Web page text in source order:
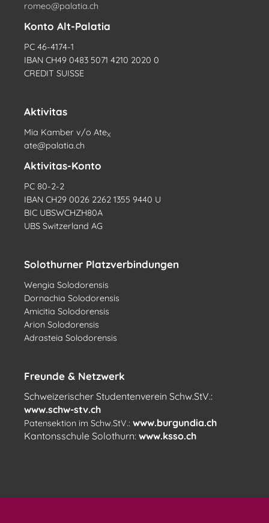
romeo@palatia.ch
Konto Alt-Palatia
PC 46-4174-1
IBAN CH49 0483 5071 4210 2020 0
CREDIT SUISSE
Aktivitas
Mia Kamber v/o AteX
ate@palatia.ch
Aktivitas-Konto
PC 80-2-2
IBAN CH29 0026 2262 1355 9440 U
BIC UBSWCHZH80A
UBS Switzerland AG
Solothurner Platzverbindungen
Wengia Solodorensis
Dornachia Solodorensis
Amicitia Solodorensis
Arion Solodorensis
Adrasteia Solodorensis
Freunde & Netzwerk
Schweizerischer Studentenverein Schw.StV.:
www.schw-stv.ch
Patensektion im Schw.StV.: www.burgundia.ch
Kantonsschule Solothurn: www.ksso.ch